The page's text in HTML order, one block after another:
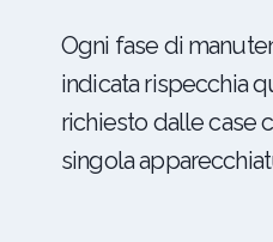
Ogni fase di
indicata rispecchia
richiesto dalle case
singola